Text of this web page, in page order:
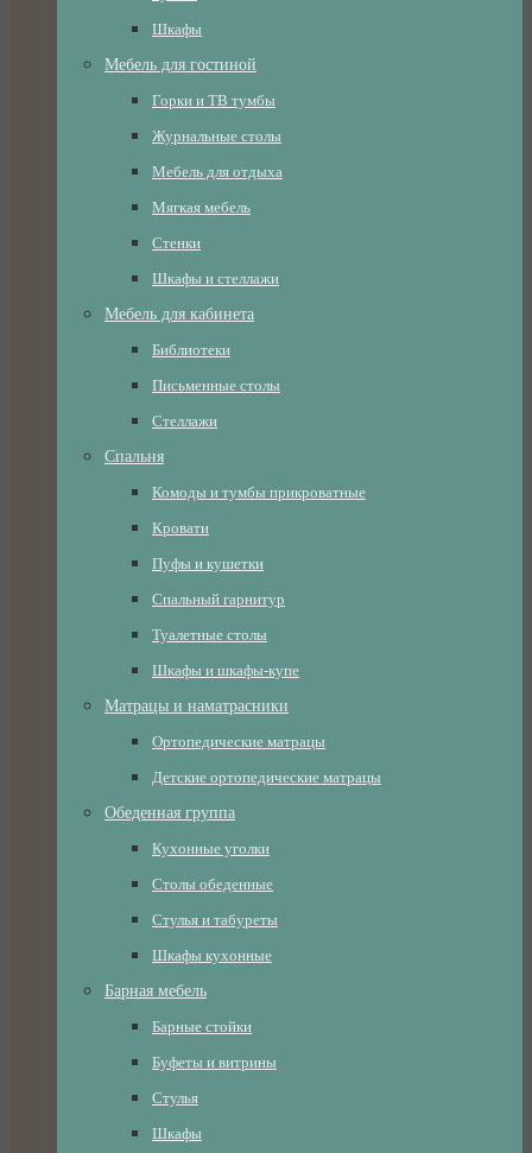
Шкафы
Мебель для гостиной
Горки и ТВ тумбы
Журнальные столы
Мебель для отдыха
Мягкая мебель
Стенки
Шкафы и стеллажи
Мебель для кабинета
Библиотеки
Письменные столы
Стеллажи
Спальня
Комоды и тумбы прикроватные
Кровати
Пуфы и кушетки
Спальный гарнитур
Туалетные столы
Шкафы и шкафы-купе
Матрацы и наматрасники
Ортопедические матрацы
Детские ортопедические матрацы
Обеденная группа
Кухонные уголки
Столы обеденные
Стулья и табуреты
Шкафы кухонные
Барная мебель
Барные стойки
Буфеты и витрины
Стулья
Шкафы